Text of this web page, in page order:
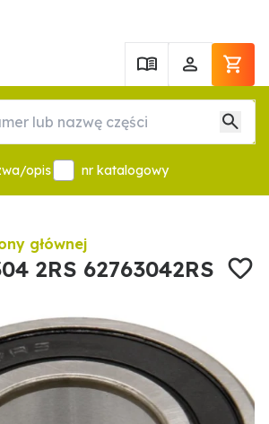
opis nr katalogowy
głównej
2RS 62763042RS